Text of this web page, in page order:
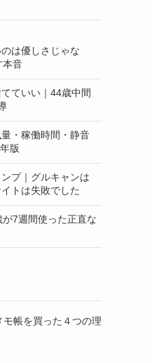
は優しさじゃな
本音
ていい｜44歳中間
・稼働時間・静音
版
プ｜グルキャンは
トは失敗でした
7週間使った正直な
帳を買った４つの理